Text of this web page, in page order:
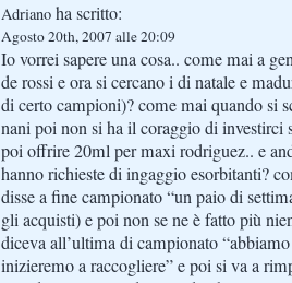
Adriano ha scritto:
Agosto 20th, 2007 alle 20:09
Io vorrei sapere una cosa.. come mai a
de rossi e ora si cercano i di natale e
di certo campioni)? come mai quando si
nani poi non si ha il coraggio di investirci
poi offrire 20ml per maxi rodriguez.. e
hanno richieste di ingaggio esorbitanti?
disse a fine campionato “un paio di
gli acquisti) e poi non se ne è fatto più
diceva all’ultima di campionato
inizieremo a raccogliere” e poi si va a